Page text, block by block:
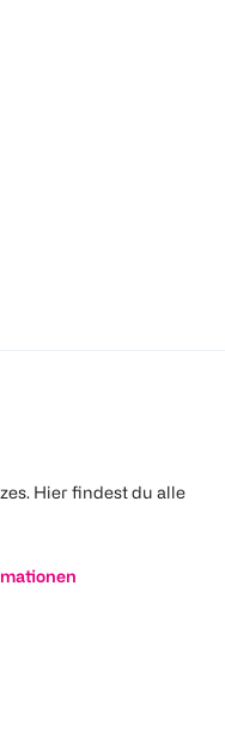
Hier findest du alle